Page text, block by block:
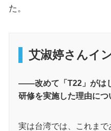
た。
艾淑婷さんイ
――改めて「T22」がは
研修を実施した理由につ
実は台湾では、これま